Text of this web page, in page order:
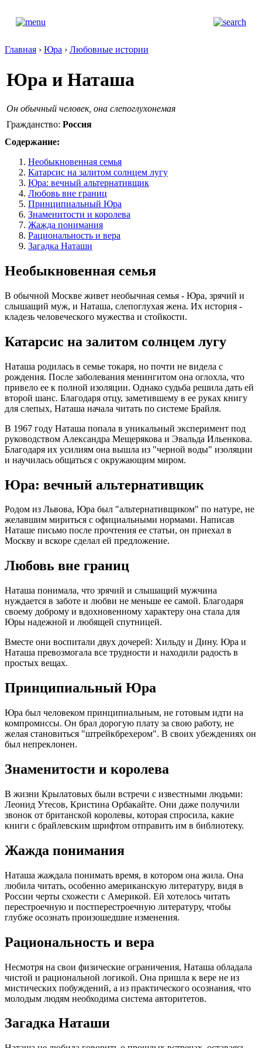
Главная › Юра › Любовные истории
Юра и Наташа
Он обычный человек, она слепоглухонемая
Гражданство: Россия
Содержание:
Необыкновенная семья
Катарсис на залитом солнцем лугу
Юра: вечный альтернативщик
Любовь вне границ
Принципиальный Юра
Знаменитости и королева
Жажда понимания
Рациональность и вера
Загадка Наташи
Необыкновенная семья
В обычной Москве живет необычная семья - Юра, зрячий и
слышащий муж, и Наташа, слепоглухая жена. Их история -
кладезь человеческого мужества и стойкости.
Катарсис на залитом солнцем лугу
Наташа родилась в семье токаря, но почти не видела с
рождения. После заболевания менингитом она оглохла, что
привело ее к полной изоляции. Однако судьба решила дать ей
второй шанс. Благодаря отцу, заметившему в ее руках книгу
для слепых, Наташа начала читать по системе Брайля.
В 1967 году Наташа попала в уникальный эксперимент под
руководством Александра Мещерякова и Эвальда Ильенкова.
Благодаря их усилиям она вышла из "черной воды" изоляции
и научилась общаться с окружающим миром.
Юра: вечный альтернативщик
Родом из Львова, Юра был "альтернативщиком" по натуре, не
желавшим мириться с официальными нормами. Написав
Наташе письмо после прочтения ее статьи, он приехал в
Москву и вскоре сделал ей предложение.
Любовь вне границ
Наташа понимала, что зрячий и слышащий мужчина
нуждается в заботе и любви не меньше ее самой. Благодаря
своему доброму и вдохновенному характеру она стала для
Юры надежной и любящей спутницей.
Вместе они воспитали двух дочерей: Хильду и Дину. Юра и
Наташа превозмогала все трудности и находили радость в
простых вещах.
Принципиальный Юра
Юра был человеком принципиальным, не готовым идти на
компромиссы. Он брал дорогую плату за свою работу, не
желая становиться "штрейкбрехером". В своих убеждениях он
был непреклонен.
Знаменитости и королева
В жизни Крылатовых были встречи с известными людьми:
Леонид Утесов, Кристина Орбакайте. Они даже получили
звонок от британской королевы, которая спросила, какие
книги с брайлевским шрифтом отправить им в библиотеку.
Жажда понимания
Наташа жаждала понимать время, в котором она жила. Она
любила читать, особенно американскую литературу, видя в
России черты схожести с Америкой. Ей хотелось читать
перестроечную и постперестроечную литературу, чтобы
глубже осознать произошедшие изменения.
Рациональность и вера
Несмотря на свои физические ограничения, Наташа обладала
чистой и рациональной логикой. Она пришла к вере не из
мистических побуждений, а из практического осознания, что
молодым людям необходима система авторитетов.
Загадка Наташи